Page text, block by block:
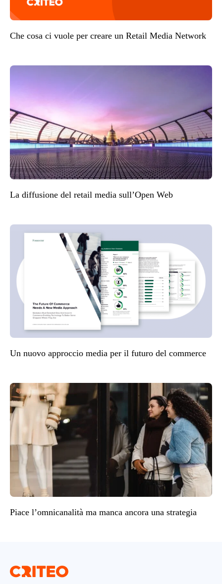
Che cosa ci vuole per creare un Retail Media Network
La diffusione del retail media sull’Open Web
Un nuovo approccio media per il futuro del commerce
Piace l’omnicanalità ma manca ancora una strategia